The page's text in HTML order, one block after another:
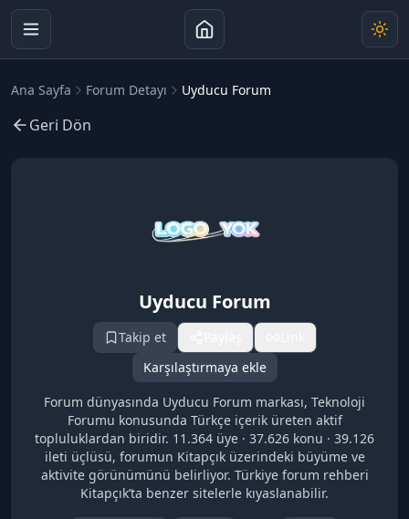
Ana Sayfa Forum Detayı Uyducu Forum
Geri Dön
Uyducu Forum
Takip et
Karşılaştırmaya ekle
Forum dünyasında Uyducu Forum markası, Teknoloji
Forumu konusunda Türkçe içerik üreten aktif
topluluklardan biridir. 11.364 üye · 37.626 konu · 39.126
ileti üçlüsü, forumun Kitapçık üzerindeki büyüme ve
aktivite görünümünü belirliyor. Türkiye forum rehberi
Kitapçık’ta benzer sitelerle kıyaslanabilir.